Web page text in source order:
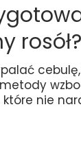
rosół?
które nie